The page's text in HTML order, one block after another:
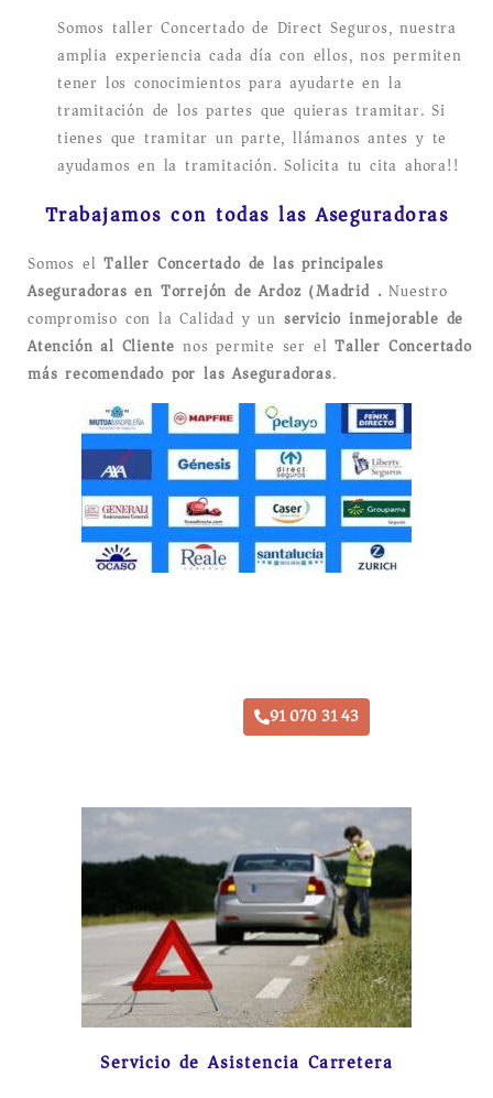
Somos taller Concertado de Direct Seguros, nuestra
amplia experiencia cada día con ellos, nos permiten
tener los conocimientos para ayudarte en la
tramitación de los partes que quieras tramitar. Si
tienes que tramitar un parte, llámanos antes y te
ayudamos en la tramitación. Solicita tu cita ahora!!
Trabajamos con todas las Aseguradoras
Somos elTaller Concertado de las principales
Aseguradoras en Torrejón de Ardoz (Madrid).Nuestro
compromiso con la Calidad y un servicio inmejorable de
Atención al Clientenos permite ser elTaller Concertado
más recomendado por las Aseguradoras.
91 070 31 43
Servicio de Asistencia Carretera